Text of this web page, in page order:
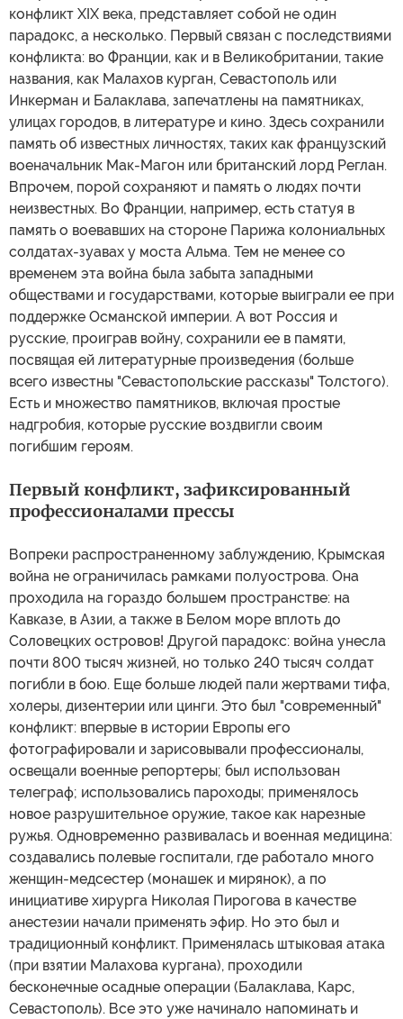
конфликт XIX века, представляет собой не один
парадокс, а несколько. Первый связан с последствиями
конфликта: во Франции, как и в Великобритании, такие
названия, как Малахов курган, Севастополь или
Инкерман и Балаклава, запечатлены на памятниках,
улицах городов, в литературе и кино. Здесь сохранили
память об известных личностях, таких как французский
военачальник Мак-Магон или британский лорд Реглан.
Впрочем, порой сохраняют и память о людях почти
неизвестных. Во Франции, например, есть статуя в
память о воевавших на стороне Парижа колониальных
солдатах-зуавах у моста Альма. Тем не менее со
временем эта война была забыта западными
обществами и государствами, которые выиграли ее при
поддержке Османской империи. А вот Россия и
русские, проиграв войну, сохранили ее в памяти,
посвящая ей литературные произведения (больше
всего известны "Севастопольские рассказы" Толстого).
Есть и множество памятников, включая простые
надгробия, которые русские воздвигли своим
погибшим героям.
Первый конфликт, зафиксированный
профессионалами прессы
Вопреки распространенному заблуждению, Крымская
война не ограничилась рамками полуострова. Она
проходила на гораздо большем пространстве: на
Кавказе, в Азии, а также в Белом море вплоть до
Соловецких островов! Другой парадокс: война унесла
почти 800 тысяч жизней, но только 240 тысяч солдат
погибли в бою. Еще больше людей пали жертвами тифа,
холеры, дизентерии или цинги. Это был "современный"
конфликт: впервые в истории Европы его
фотографировали и зарисовывали профессионалы,
освещали военные репортеры; был использован
телеграф; использовались пароходы; применялось
новое разрушительное оружие, такое как нарезные
ружья. Одновременно развивалась и военная медицина:
создавались полевые госпитали, где работало много
женщин-медсестер (монашек и мирянок), а по
инициативе хирурга Николая Пирогова в качестве
анестезии начали применять эфир. Но это был и
традиционный конфликт. Применялась штыковая атака
(при взятии Малахова кургана), проходили
бесконечные осадные операции (Балаклава, Карс,
Севастополь). Все это уже начинало напоминать и